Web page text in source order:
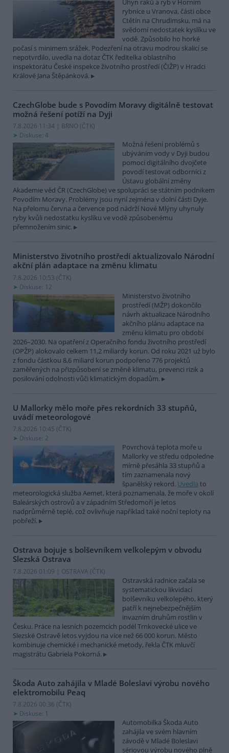
Úhyn raků a ryb v Horním
rybníce u Vranova, části obce
Ctětín na Chrudimsku, má na
svědomí nedostatek kyslíku ve
vodě. Způsobilo ho horké
počasí s minimem srážek. Podezření na otravu modrou skalicí se
nepotvrdilo, uvedla na dotaz ČTK ředitelka oblastního
inspektorátu České inspekce životního prostředí (ČIŽP) v Hradci
Králové Jana Štěpánková.
CzechGlobe bude s Povodím Moravy digitálně testovat
možná řešení potíží na Dyji
7.8.2026 11:34 | BRNO (ČTK)
Diskuse: 4
Možná řešení problémů s
ubýváním vody v Dyji budou
pomocí digitálního dvojčete
povodí testovat odborníci z
Ústavu globální změny
Akademie věd ČR (CzechGlobe) ve spolupráci se státním podnikem
Povodím Moravy. Problémy jsou nyní zejména v dolní části Dyje.
Na přelomu června a července pod nádrží Nové Mlýny uhynuly
ryby kvůli nedostatku kyslíku ve vodě způsobenému
přemnožením sinic.
Ministerstvo životního prostředí aktualizovalo Národní
akční plán adaptace na změnu klimatu
7.8.2026 10:53 (ČTK)
Diskuse: 12
Ministerstvo životního
prostředí (MŽP) dokončilo
návrh aktualizace Národního
akčního plánu adaptace na
změnu klimatu pro období
2026–2030. Na opatření z Operačního fondu životního prostředí
(OPŽP) alokovalo celkem 11,2 miliardy korun. Od roku 2021 už bylo
z fondu částkou 8,6 miliard korun podpořeno 776 projektů
zaměřených na přizpůsobení se změně klimatu, prevenci rizik a
posilování odolnosti vůči klimatickým dopadům.
U Mallorky mělo moře přes rekordních 33 stupňů,
uvádí meteorologové
7.8.2026 10:45 (ČTK)
Diskuse: 2
Povrchová teplota moře u
Mallorky ve středu odpoledne
mírně přesáhla 33 stupňů a
tím zaznamenala nový
španělský rekord. Uvedla to
meteorologická služba Aemet, která poznamenala, že moře v okolí
Baleárských ostrovů a v západním Středomoří je letos
nadprůměrně teplé, což ovlivňuje například také noční teploty na
pobřeží.
Ostrava bojuje s bolševníkem velkolepým v obvodu
Slezská Ostrava
7.8.2026 01:09 | OSTRAVA (ČTK)
Ostravská radnice začala se
systematickou likvidací
bolševníku velkolepého, který
patří k nejnebezpečnějším
invazním druhům rostlin v
Česku. Práce na lesních pozemcích podél Trnkovecké ulice ve
Slezské Ostravě letos vyjdou na více než 66 000 korun. Město
kombinuje chemické i mechanické metody, řekla ČTK mluvčí
magistrátu Gabriela Pokorná.
Škoda Auto zahájila v Mladé Boleslavi výrobu nového
elektromobilu Peaq
7.8.2026 00:36 (ČTK)
Diskuse: 1
Automobilka Škoda Auto
zahájila ve svém hlavním
závodě v Mladé Boleslavi
sériovou výrobu nového plně